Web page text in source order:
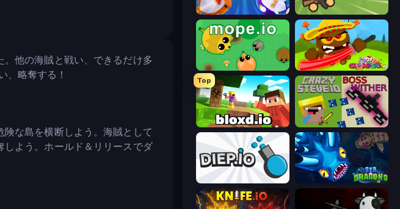
他の海賊と戦い、できるだけ多
、略奪する！
な島を横断しよう。海賊として
よう。ホールド＆リリースでダ
Stabfish 2 Survev.io
Mope.io Chompers.io
Top
Bloxd.io CrazySteve.io
Diep.io SeaDragons.io